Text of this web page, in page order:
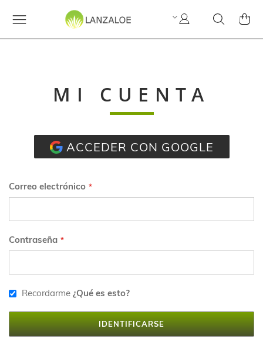
Search
Mi
cuenta
MI
MI CUENTA
ACCEDER CON GOOGLE
Correo electrónico
Contraseña
Recordarme ¿Qué es esto?
IDENTIFICARSE